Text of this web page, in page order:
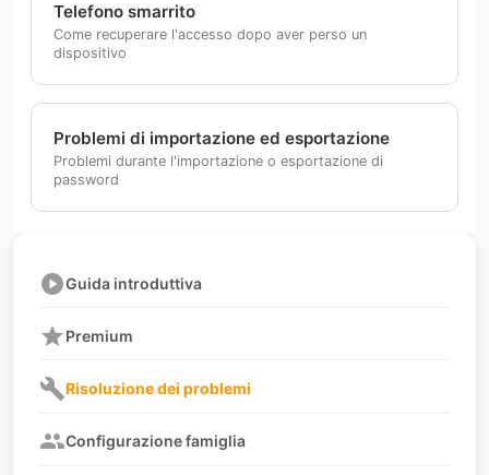
play_circleGuida introduttiva
starPremium
buildRisoluzione dei problemi
groupConfigurazione famiglia
Telefono smarrito
Come recuperare l'accesso dopo aver perso un
dispositivo
Problemi di importazione ed esportazione
Problemi durante l'importazione o esportazione di
password